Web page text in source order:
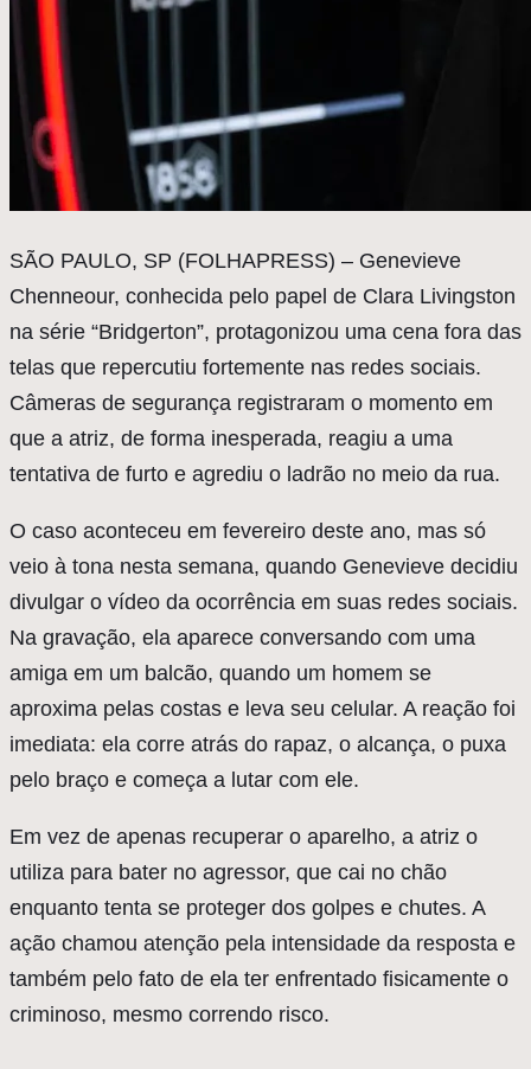
SÃO PAULO, SP (FOLHAPRESS) – Genevieve
Chenneour, conhecida pelo papel de Clara Livingston
na série “Bridgerton”, protagonizou uma cena fora das
telas que repercutiu fortemente nas redes sociais.
Câmeras de segurança registraram o momento em
que a atriz, de forma inesperada, reagiu a uma
tentativa de furto e agrediu o ladrão no meio da rua.
O caso aconteceu em fevereiro deste ano, mas só
veio à tona nesta semana, quando Genevieve decidiu
divulgar o vídeo da ocorrência em suas redes sociais.
Na gravação, ela aparece conversando com uma
amiga em um balcão, quando um homem se
aproxima pelas costas e leva seu celular. A reação foi
imediata: ela corre atrás do rapaz, o alcança, o puxa
pelo braço e começa a lutar com ele.
Em vez de apenas recuperar o aparelho, a atriz o
utiliza para bater no agressor, que cai no chão
enquanto tenta se proteger dos golpes e chutes. A
ação chamou atenção pela intensidade da resposta e
também pelo fato de ela ter enfrentado fisicamente o
criminoso, mesmo correndo risco.